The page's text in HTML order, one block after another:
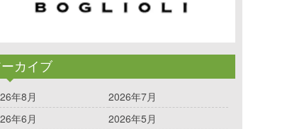
カイブ
年8月
2026年7月
年6月
2026年5月